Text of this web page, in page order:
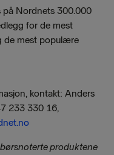
på Nordnets 300.000
for de mest
de mest populære
kontakt: Anders
233 330 16,
produktene